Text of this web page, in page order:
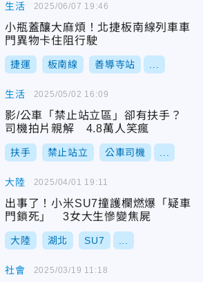
生活
小瓶蓋釀大麻煩！北捷板南線列車車
門異物卡住阻行駛
捷運 板南線 善導寺站
2025/06/07 19:46
生活
影/公車「禁止站立區」卻有扶手？
司機拍片親解 4.8萬人笑瘋
扶手 禁止站立 公車司機
2025/05/02 16:09
大陸
出事了！小米SU7撞護欄燃爆「疑車
門鎖死」 3女大生慘變焦屍
大陸 湖北 SU7
2025/04/01 19:11
社會 2025/03/19 11:18